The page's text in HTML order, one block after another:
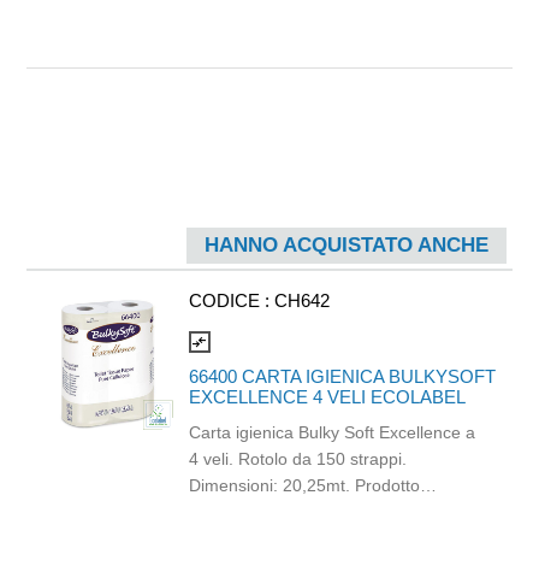
HANNO ACQUISTATO ANCHE
CODICE : CH642
compare_arrows
66400 CARTA IGIENICA BULKYSOFT
EXCELLENCE 4 VELI ECOLABEL
Carta igienica Bulky Soft Excellence a
4 veli. Rotolo da 150 strappi.
Dimensioni: 20,25mt. Prodotto